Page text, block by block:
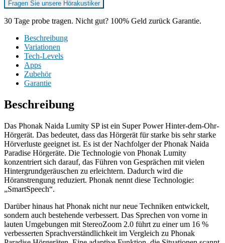
Fragen Sie unsere Hörakustiker
30 Tage probe tragen. Nicht gut? 100% Geld zurück Garantie.
Beschreibung
Variationen
Tech-Levels
Apps
Zubehör
Garantie
Beschreibung
Das Phonak Naida Lumity SP ist ein Super Power Hinter-dem-Ohr-
Hörgerät. Das bedeutet, dass das Hörgerät für starke bis sehr starke
Hörverluste geeignet ist. Es ist der Nachfolger der Phonak Naida
Paradise Hörgeräte. Die Technologie von Phonak Lumity
konzentriert sich darauf, das Führen von Gesprächen mit vielen
Hintergrundgeräuschen zu erleichtern. Dadurch wird die
Höranstrengung reduziert. Phonak nennt diese Technologie:
„SmartSpeech“.
Darüber hinaus hat Phonak nicht nur neue Techniken entwickelt,
sondern auch bestehende verbessert. Das Sprechen von vorne in
lauten Umgebungen mit StereoZoom 2.0 führt zu einer um 16 %
verbesserten Sprachverständlichkeit im Vergleich zu Phonak